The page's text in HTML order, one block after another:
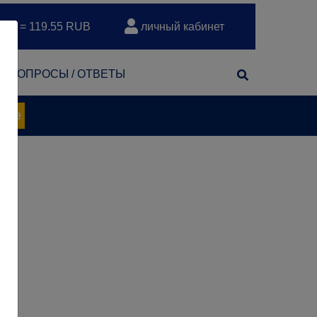
= 119.55 RUB личный кабинет
ВОПРОСЫ / ОТВЕТЫ